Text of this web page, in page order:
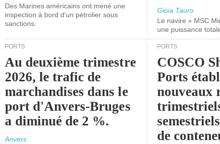
Des Marines américains ont mené une
inspection à bord d'un pétrolier sous
sanctions.
Gioia Tauro
Le navire « MSC
une puissance
PORTS
Au deuxième trimestre
2026, le trafic de
marchandises dans le
port d'Anvers-Bruges
a diminué de 2 %.
Anvers
PORTS
COSCO
Ports
nouveaux
de